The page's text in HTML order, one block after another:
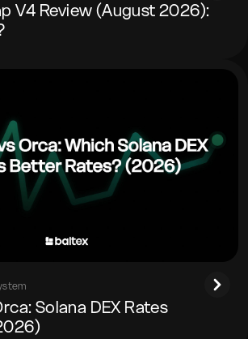
V4 Review (August 2026):
Solana DEX Rates